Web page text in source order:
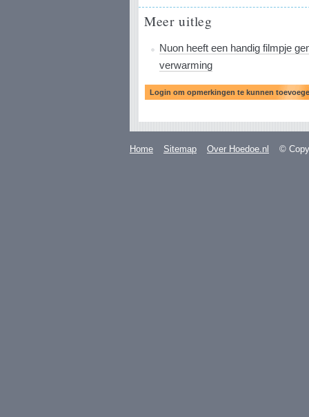
Meer uitleg
Nuon heeft een handig filmpje
verwarming
Home Sitemap Over Hoedoe.nl ©